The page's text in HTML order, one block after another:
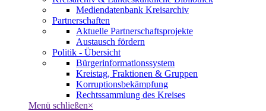
Mediendatenbank Kreisarchiv
Partnerschaften
Aktuelle Partnerschaftsprojekte
Austausch fördern
Politik - Übersicht
Bürgerinformationssystem
Kreistag, Fraktionen & Gruppen
Korruptionsbekämpfung
Rechtssammlung des Kreises
Menü schließen×